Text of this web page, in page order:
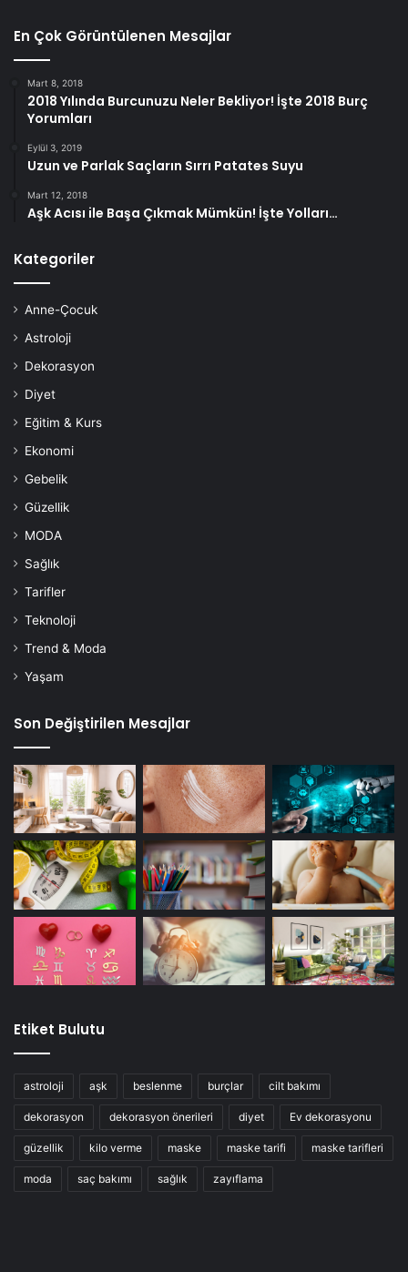
En Çok Görüntülenen Mesajlar
Mart 8, 2018
2018 Yılında Burcunuzu Neler Bekliyor! İşte 2018 Burç
Yorumları
Eylül 3, 2019
Uzun ve Parlak Saçların Sırrı Patates Suyu
Mart 12, 2018
Aşk Acısı ile Başa Çıkmak Mümkün! İşte Yolları…
Kategoriler
Anne-Çocuk
Astroloji
Dekorasyon
Diyet
Eğitim & Kurs
Ekonomi
Gebelik
Güzellik
MODA
Sağlık
Tarifler
Teknoloji
Trend & Moda
Yaşam
Son Değiştirilen Mesajlar
Etiket Bulutu
astroloji aşk beslenme burçlar cilt bakımı
dekorasyon dekorasyon önerileri diyet Ev dekorasyonu
güzellik kilo verme maske maske tarifi maske tarifleri
moda saç bakımı sağlık zayıflama